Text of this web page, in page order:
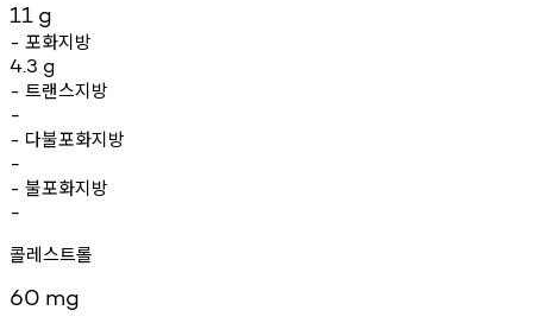
11 g
- 포화지방
4.3 g
- 트랜스지방
-
- 다불포화지방
-
- 불포화지방
-
콜레스트롤
60 mg